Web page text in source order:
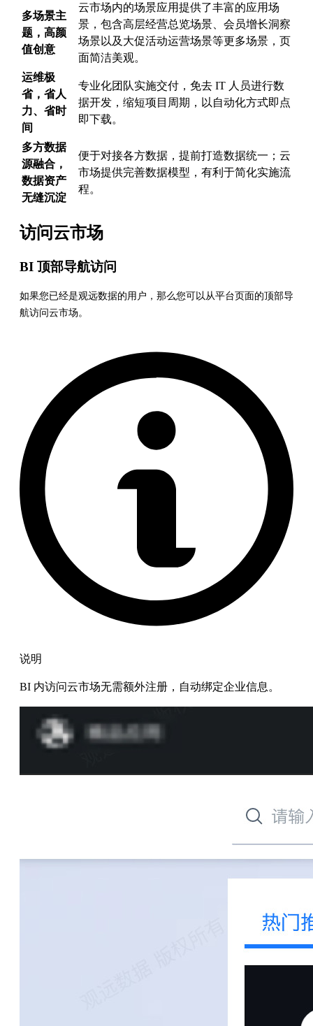
多场景主
题，高颜
值创意
云市场内的场景应用提供了丰富的应用场
景，包含高层经营总览场景、会员增长洞察
场景以及大促活动运营场景等更多场景，页
面简洁美观。
运维极
省，省人
力、省时
间
专业化团队实施交付，免去 IT 人员进行数
据开发，缩短项目周期，以自动化方式即点
即下载。
多方数据
源融合，
数据资产
无缝沉淀
便于对接各方数据，提前打造数据统一；云
市场提供完善数据模型，有利于简化实施流
程。
访问云市场
BI 顶部导航访问
如果您已经是观远数据的用户，那么您可以从平台页面的顶部导
航访问云市场。
说明
BI 内访问云市场无需额外注册，自动绑定企业信息。